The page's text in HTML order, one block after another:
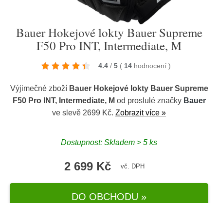
Bauer Hokejové lokty Bauer Supreme
F50 Pro INT, Intermediate, M
4.4 / 5 ( 14 hodnocení )
Výjimečné zboží Bauer Hokejové lokty Bauer Supreme
F50 Pro INT, Intermediate, M od proslulé značky Bauer
ve slevě 2699 Kč. Zobrazit více »
Dostupnost: Skladem > 5 ks
2 699 Kč vč. DPH
DO OBCHODU »